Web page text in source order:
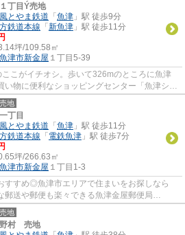
丁目Ý売地
とやま鉄道 「 魚津 」駅 徒歩9分
鉄道本線 「 新魚津 」駅 徒歩11分
坪/109.58㎡
魚津市新金屋 １丁目5-39
ここがイチオシ。歩いて326mのところに魚津
い物に便利なショッピングセンター「魚津ショ
ザ」まで443mです。...
地
丁目
とやま鉄道 「 魚津 」駅 徒歩11分
鉄道本線 「 電鉄魚津 」駅 徒歩7分
坪/266.63㎡
魚津市新金屋 １丁目1-3
すすめ◎魚津市エリアで住まいをお探しなら
郵送や郵便も楽々できる魚津金屋郵便局
エリアの不動産情報を、経験...
地
村 売地